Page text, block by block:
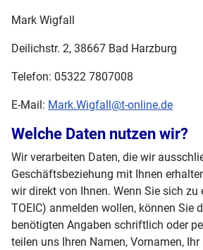
Mark Wigfall
Deilichstr. 2, 38667 Bad Harzburg
Telefon: 05322 7807008
E-Mail: Mark.Wigfall@t-online.de
Welche Daten nutzen wir?
Wir verarbeiten Daten, die wir
Geschäftsbeziehung mit Ihnen
wir direkt von Ihnen. Wenn Sie sich zu
TOEIC) anmelden wollen, können Sie
benötigten Angaben schriftlich oder
teilen uns Ihren Namen, Vornamen,